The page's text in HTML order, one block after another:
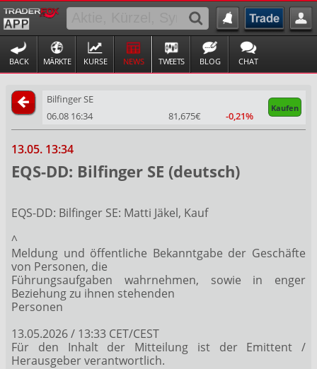
BACK MÄRKTE KURSE NEWS TWEETS BLOG CHAT
Bilfinger SE
Kaufen
06.08 16:34 81,675€ -0,21%
13.05. 13:34
EQS-DD: Bilfinger SE (deutsch)
EQS-DD: Bilfinger SE: Matti Jäkel, Kauf
^
Meldung und öffentliche Bekanntgabe der Geschäfte
von Personen, die
Führungsaufgaben wahrnehmen, sowie in enger
Beziehung zu ihnen stehenden
Personen
13.05.2026 / 13:33 CET/CEST
Für den Inhalt der Mitteilung ist der Emittent /
Herausgeber verantwortlich.